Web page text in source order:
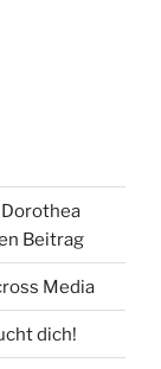
Beitrag
Media
dich!